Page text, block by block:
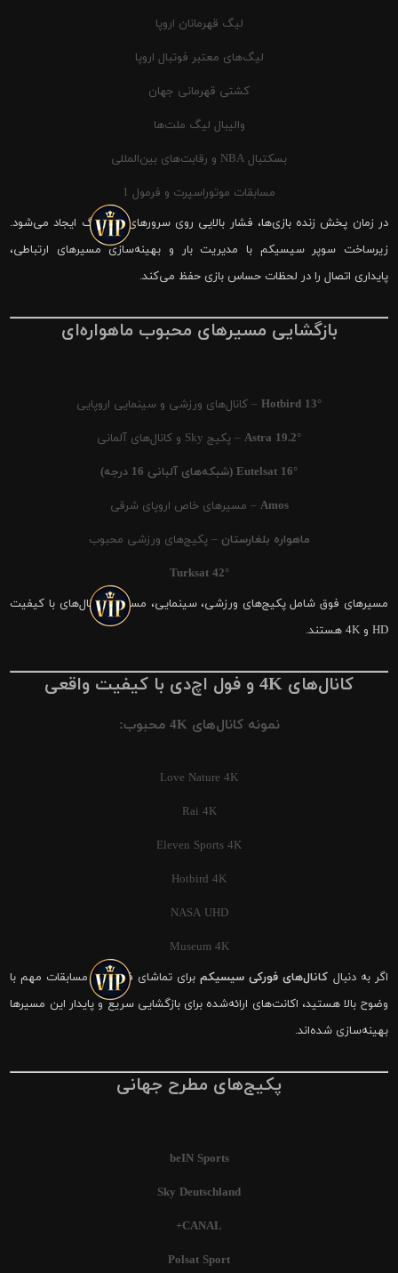
لیگ قهرمانان اروپا
لیگ‌های معتبر فوتبال اروپا
کشتی قهرمانی جهان
والیبال لیگ ملت‌ها
بسکتبال NBA و رقابت‌های بین‌المللی
مسابقات موتوراسپرت و فرمول 1
در زمان پخش زنده بازی‌ها، فشار بالایی روی سرورهای شیرینگ ایجاد می‌شود.
زیرساخت سوپر سیسیکم با مدیریت بار و بهینه‌سازی مسیرهای ارتباطی،
پایداری اتصال را در لحظات حساس بازی حفظ می‌کند.
بازگشایی مسیرهای محبوب ماهواره‌ای
Hotbird 13° – کانال‌های ورزشی و سینمایی اروپایی
Astra 19.2° – پکیج Sky و کانال‌های آلمانی
Eutelsat 16° (شبکه‌های آلبانی 16 درجه)
Amos – مسیرهای خاص اروپای شرقی
ماهواره بلغارستان – پکیج‌های ورزشی محبوب
Turksat 42°
مسیرهای فوق شامل پکیج‌های ورزشی، سینمایی، مستند و کانال‌های با کیفیت
HD و 4K هستند.
کانال‌های 4K و فول اچ‌دی با کیفیت واقعی
نمونه کانال‌های 4K محبوب:
Love Nature 4K
Rai 4K
Eleven Sports 4K
Hotbird 4K
NASA UHD
Museum 4K
اگر به دنبال کانال‌های فورکی سیسیکمبرای تماشای فوتبال و مسابقات مهم با
وضوح بالا هستید، اکانت‌های ارائه‌شده برای بازگشایی سریع و پایدار این مسیرها
بهینه‌سازی شده‌اند.
پکیج‌های مطرح جهانی
beIN Sports
Sky Deutschland
CANAL+
Polsat Sport